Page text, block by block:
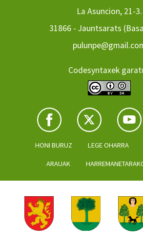
La Asuncion, 21-3.
31866 - Jauntsarats
Codesyntaxek
HONI BURUZ LEGE OHARRA
ARAUAK